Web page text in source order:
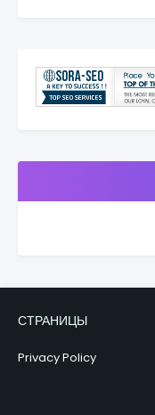
СТРАНИЦЫ
Privacy Policy